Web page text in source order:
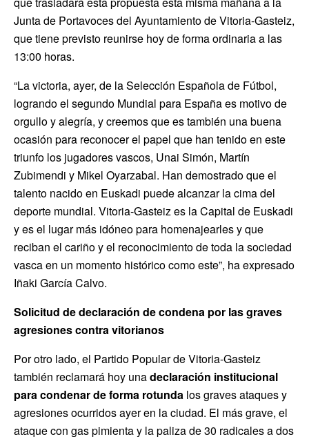
Junta de Portavoces del Ayuntamiento de Vitoria-Gasteiz,
que tiene previsto reunirse hoy de forma ordinaria a las
13:00 horas.
“La victoria, ayer, de la Selección Española de Fútbol,
logrando el segundo Mundial para España es motivo de
orgullo y alegría, y creemos que es también una buena
ocasión para reconocer el papel que han tenido en este
triunfo los jugadores vascos, Unai Simón, Martín
Zubimendi y Mikel Oyarzabal. Han demostrado que el
talento nacido en Euskadi puede alcanzar la cima del
deporte mundial. Vitoria-Gasteiz es la Capital de Euskadi
y es el lugar más idóneo para homenajearles y que
reciban el cariño y el reconocimiento de toda la sociedad
vasca en un momento histórico como este”, ha expresado
Iñaki García Calvo.
Solicitud de declaración de condena por las graves
agresiones contra vitorianos
Por otro lado, el Partido Popular de Vitoria-Gasteiz
también reclamará hoy unadeclaración institucional
para condenar de forma rotunda los graves ataques y
agresiones ocurridos ayer en la ciudad. El más grave, el
ataque con gas pimienta y la paliza de 30 radicales a dos